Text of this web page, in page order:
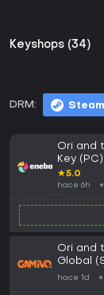
Keyshops (34)
DRM: Steam
Ori and
Key
★5.0
hace 6h
Ori and
Global
hace 1d